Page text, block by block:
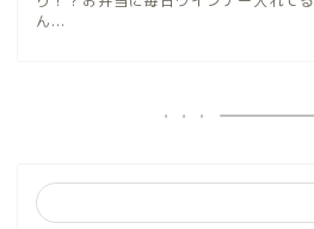
ん...